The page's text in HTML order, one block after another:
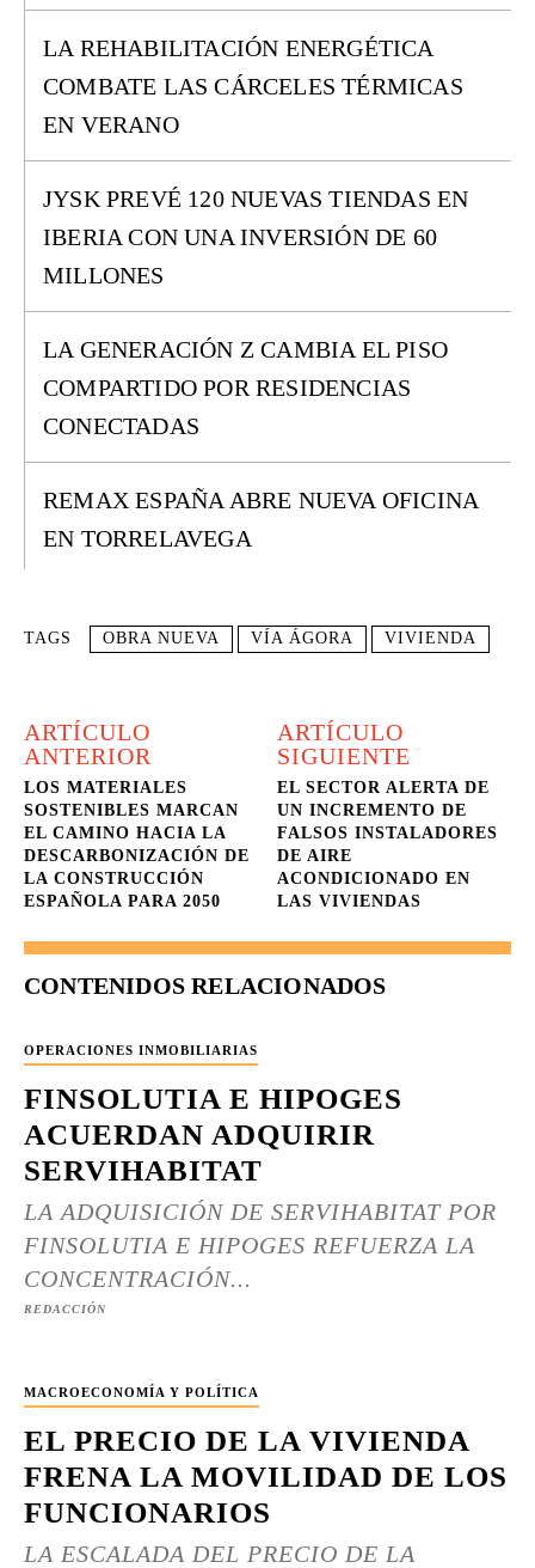
LA REHABILITACIÓN ENERGÉTICA
COMBATE LAS CÁRCELES TÉRMICAS
EN VERANO
JYSK PREVÉ 120 NUEVAS TIENDAS EN
IBERIA CON UNA INVERSIÓN DE 60
MILLONES
LA GENERACIÓN Z CAMBIA EL PISO
COMPARTIDO POR RESIDENCIAS
CONECTADAS
REMAX ESPAÑA ABRE NUEVA OFICINA
EN TORRELAVEGA
TAGS OBRA NUEVA VÍA ÁGORA VIVIENDA
ARTÍCULO
ANTERIOR
LOS MATERIALES
SOSTENIBLES MARCAN
EL CAMINO HACIA LA
DESCARBONIZACIÓN DE
LA CONSTRUCCIÓN
ESPAÑOLA PARA 2050
ARTÍCULO
SIGUIENTE
EL SECTOR ALERTA DE
UN INCREMENTO DE
FALSOS INSTALADORES
DE AIRE
ACONDICIONADO EN
LAS VIVIENDAS
CONTENIDOS RELACIONADOS
OPERACIONES INMOBILIARIAS
FINSOLUTIA E HIPOGES
ACUERDAN ADQUIRIR
SERVIHABITAT
LA ADQUISICIÓN DE SERVIHABITAT POR
FINSOLUTIA E HIPOGES REFUERZA LA
CONCENTRACIÓN...
REDACCIÓN
MACROECONOMÍA Y POLÍTICA
EL PRECIO DE LA VIVIENDA
FRENA LA MOVILIDAD DE LOS
FUNCIONARIOS
LA ESCALADA DEL PRECIO DE LA